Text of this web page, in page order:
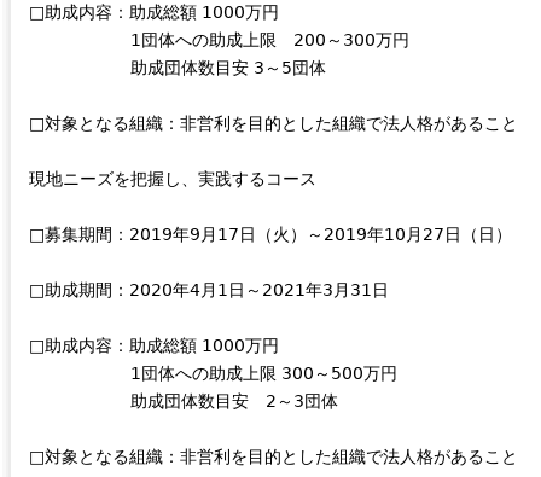
□助成内容：助成総額 1000万円
1団体への助成上限 200～300万円
助成団体数目安 3～5団体
□対象となる組織：非営利を目的とした組織で法人格があること
現地ニーズを把握し、実践するコース
□募集期間：2019年9月17日（火）～2019年10月27日（日）
□助成期間：2020年4月1日～2021年3月31日
□助成内容：助成総額 1000万円
1団体への助成上限 300～500万円
助成団体数目安 2～3団体
□対象となる組織：非営利を目的とした組織で法人格があること